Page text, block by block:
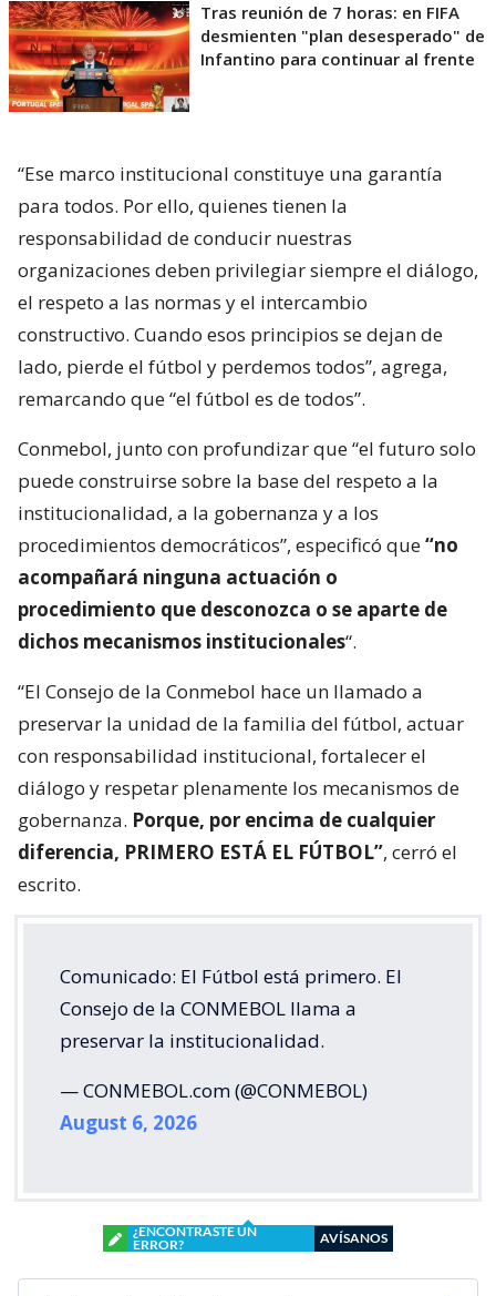
Tras reunión de 7 horas: en FIFA
desmienten "plan desesperado" de
Infantino para continuar al frente
“Ese marco institucional constituye una garantía
para todos. Por ello, quienes tienen la
responsabilidad de conducir nuestras
organizaciones deben privilegiar siempre el diálogo,
el respeto a las normas y el intercambio
constructivo. Cuando esos principios se dejan de
lado, pierde el fútbol y perdemos todos”, agrega,
remarcando que “el fútbol es de todos”.
Conmebol, junto con profundizar que “el futuro solo
puede construirse sobre la base del respeto a la
institucionalidad, a la gobernanza y a los
procedimientos democráticos”, especificó que“no
acompañará ninguna actuación o
procedimiento que desconozca o se aparte de
dichos mecanismos institucionales“.
“El Consejo de la Conmebol hace un llamado a
preservar la unidad de la familia del fútbol, actuar
con responsabilidad institucional, fortalecer el
diálogo y respetar plenamente los mecanismos de
gobernanza. Porque, por encima de cualquier
diferencia, PRIMERO ESTÁ EL FÚTBOL”, cerró el
escrito.
Comunicado: El Fútbol está primero. El
Consejo de la CONMEBOL llama a
preservar la institucionalidad.
— CONMEBOL.com (@CONMEBOL)
August 6, 2026
¿ENCONTRASTE UN
ERROR?
AVÍSANOS